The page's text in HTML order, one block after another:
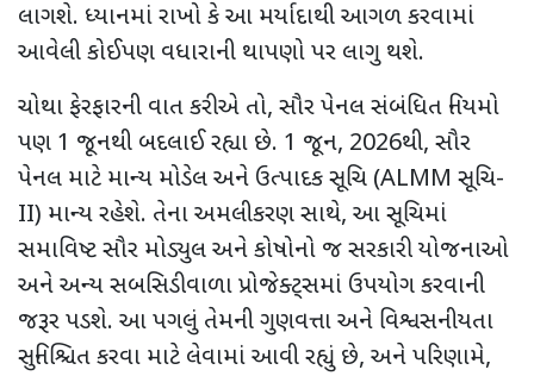
લાગશે. ધ્યાનમાં રાખો કે આ મર્યાદાથી આગળ કરવામાં
આવેલી કોઈપણ વધારાની થાપણો પર લાગુ થશે.
ચોથા ફેરફારની વાત કરીએ તો, સૌર પેનલ સંબંધિત નિયમો
પણ 1 જૂનથી બદલાઈ રહ્યા છે. 1 જૂન, 2026થી, સૌર
પેનલ માટે માન્ય મોડેલ અને ઉત્પાદક સૂચિ (ALMM સૂચિ-
II) માન્ય રહેશે. તેના અમલીકરણ સાથે, આ સૂચિમાં
સમાવિષ્ટ સૌર મોડ્યુલ અને કોષોનો જ સરકારી યોજનાઓ
અને અન્ય સબસિડીવાળા પ્રોજેક્ટ્સમાં ઉપયોગ કરવાની
જરૂર પડશે. આ પગલું તેમની ગુણવત્તા અને વિશ્વસનીયતા
સુનિશ્ચિત કરવા માટે લેવામાં આવી રહ્યું છે, અને પરિણામે,